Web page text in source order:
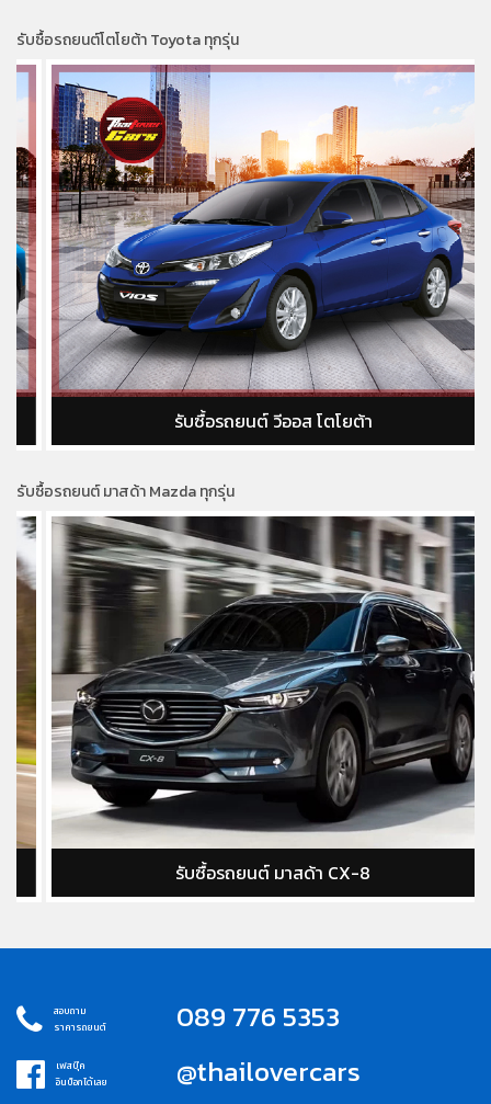
รับซื้อรถยนต์โตโยต้า Toyota ทุกรุ่น
รับซื้อรถยนต์ วีออส โตโยต้า
รับซื้อรถยนต์ มาสด้า Mazda ทุกรุ่น
รับซื้อรถยนต์ มาสด้า CX-8
สอบถาม
ราคารถยนต์
089 776 5353
เฟสบุ๊ค
อินบ็อกได้เลย
@thailovercars